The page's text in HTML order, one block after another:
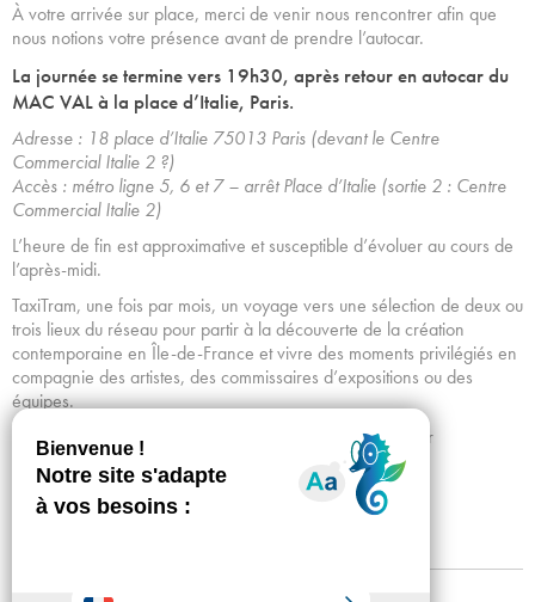
À votre arrivée sur place, merci de venir nous rencontrer afin que
nous notions votre présence avant de prendre l’autocar.
La journée se termine vers 19h30, après retour en autocar du
MAC VAL à la place d’Italie, Paris.
Adresse : 18 place d’Italie 75013 Paris (devant le Centre
Commercial Italie 2 ?)
Accès : métro ligne 5, 6 et 7 – arrêt Place d’Italie (sortie 2 : Centre
Commercial Italie 2)
L’heure de fin est approximative et susceptible d’évoluer au cours de
l’après-midi.
TaxiTram, une fois par mois, un voyage vers une sélection de deux ou
trois lieux du réseau pour partir à la découverte de la création
contemporaine en Île-de-France et vivre des moments privilégiés en
compagnie des artistes, des commissaires d’expositions ou des
équipes.
Renseignements : 01 53 34 64 43 / taxitram@tram-idf.fr
Achetez vos billets